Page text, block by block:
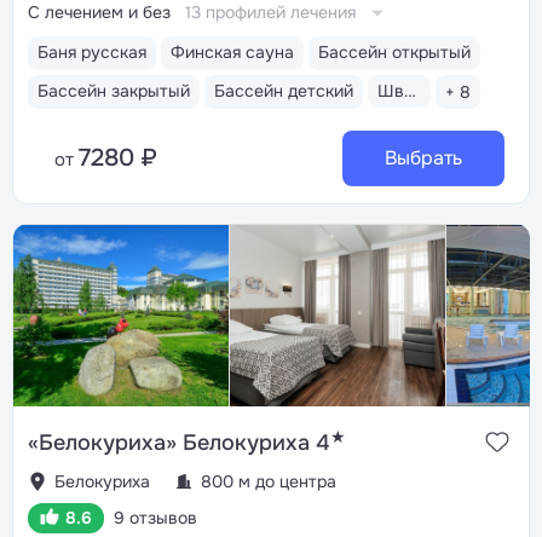
Баня русская Финская сауна
Бассейн открытый
Бассейн закрытый
Бассейн детский Шведский стол + 8
С лечением и без 13 профилей лечения
от 7280 ₽ Выбрать
«Белокуриха» Белокуриха 4★
Белокуриха
800 м до центра
8.6
9 отзывов